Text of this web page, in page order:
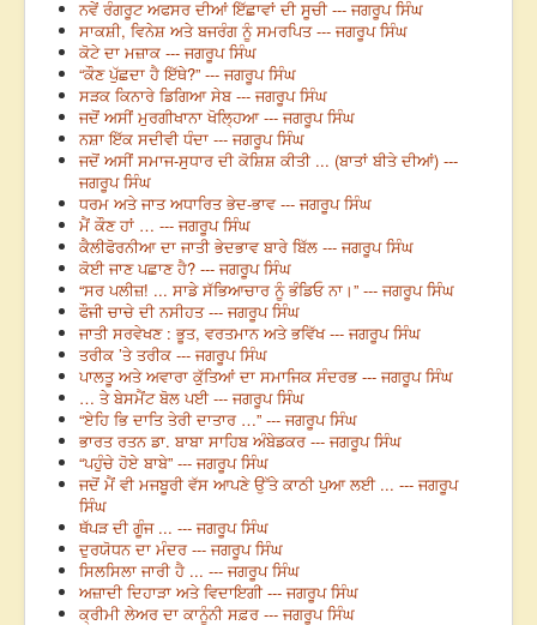
ਨਵੇਂ ਰੰਗਰੂਟ ਅਫਸਰ ਦੀਆਂ ਇੱਛਾਵਾਂ ਦੀ ਸੂਚੀ --- ਜਗਰੂਪ ਸਿੰਘ
ਸਾਕਸ਼ੀ, ਵਿਨੇਸ਼ ਅਤੇ ਬਜਰੰਗ ਨੂੰ ਸਮਰਪਿਤ --- ਜਗਰੂਪ ਸਿੰਘ
ਕੋਟੇ ਦਾ ਮਜ਼ਾਕ --- ਜਗਰੂਪ ਸਿੰਘ
“ਕੌਣ ਪੁੱਛਦਾ ਹੈ ਇੱਥੇ?” --- ਜਗਰੂਪ ਸਿੰਘ
ਸੜਕ ਕਿਨਾਰੇ ਡਿਗਿਆ ਸੇਬ --- ਜਗਰੂਪ ਸਿੰਘ
ਜਦੋਂ ਅਸੀਂ ਮੁਰਗੀਖਾਨਾ ਖੋਲ੍ਹਿਆ --- ਜਗਰੂਪ ਸਿੰਘ
ਨਸ਼ਾ ਇੱਕ ਸਦੀਵੀ ਧੰਦਾ --- ਜਗਰੂਪ ਸਿੰਘ
ਜਦੋਂ ਅਸੀਂ ਸਮਾਜ-ਸੁਧਾਰ ਦੀ ਕੋਸ਼ਿਸ਼ ਕੀਤੀ ... (ਬਾਤਾਂ ਬੀਤੇ ਦੀਆਂ) ---
ਜਗਰੂਪ ਸਿੰਘ
ਧਰਮ ਅਤੇ ਜਾਤ ਅਧਾਰਿਤ ਭੇਦ-ਭਾਵ --- ਜਗਰੂਪ ਸਿੰਘ
ਮੈਂ ਕੌਣ ਹਾਂ … --- ਜਗਰੂਪ ਸਿੰਘ
ਕੈਲੀਫੋਰਨੀਆ ਦਾ ਜਾਤੀ ਭੇਦਭਾਵ ਬਾਰੇ ਬਿੱਲ --- ਜਗਰੂਪ ਸਿੰਘ
ਕੋਈ ਜਾਣ ਪਛਾਣ ਹੈ? --- ਜਗਰੂਪ ਸਿੰਘ
“ਸਰ ਪਲੀਜ਼! ... ਸਾਡੇ ਸੱਭਿਆਚਾਰ ਨੂੰ ਭੰਡਿਓ ਨਾ।” --- ਜਗਰੂਪ ਸਿੰਘ
ਫੌਜੀ ਚਾਚੇ ਦੀ ਨਸੀਹਤ --- ਜਗਰੂਪ ਸਿੰਘ
ਜਾਤੀ ਸਰਵੇਖਣ : ਭੂਤ, ਵਰਤਮਾਨ ਅਤੇ ਭਵਿੱਖ --- ਜਗਰੂਪ ਸਿੰਘ
ਤਰੀਕ ’ਤੇ ਤਰੀਕ --- ਜਗਰੂਪ ਸਿੰਘ
ਪਾਲਤੂ ਅਤੇ ਅਵਾਰਾ ਕੁੱਤਿਆਂ ਦਾ ਸਮਾਜਿਕ ਸੰਦਰਭ --- ਜਗਰੂਪ ਸਿੰਘ
… ਤੇ ਬੇਸਮੈਂਟ ਬੋਲ ਪਈ --- ਜਗਰੂਪ ਸਿੰਘ
“ਏਹਿ ਭਿ ਦਾਤਿ ਤੇਰੀ ਦਾਤਾਰ …” --- ਜਗਰੂਪ ਸਿੰਘ
ਭਾਰਤ ਰਤਨ ਡਾ. ਬਾਬਾ ਸਾਹਿਬ ਅੰਬੇਡਕਰ --- ਜਗਰੂਪ ਸਿੰਘ
“ਪਹੁੰਚੇ ਹੋਏ ਬਾਬੇ” --- ਜਗਰੂਪ ਸਿੰਘ
ਜਦੋਂ ਮੈਂ ਵੀ ਮਜਬੂਰੀ ਵੱਸ ਆਪਣੇ ਉੱਤੇ ਕਾਠੀ ਪੁਆ ਲਈ ... --- ਜਗਰੂਪ
ਸਿੰਘ
ਥੱਪੜ ਦੀ ਗੂੰਜ ... --- ਜਗਰੂਪ ਸਿੰਘ
ਦੁਰਯੋਧਨ ਦਾ ਮੰਦਰ --- ਜਗਰੂਪ ਸਿੰਘ
ਸਿਲਸਿਲਾ ਜਾਰੀ ਹੈ ... --- ਜਗਰੂਪ ਸਿੰਘ
ਅਜ਼ਾਦੀ ਦਿਹਾੜਾ ਅਤੇ ਵਿਦਾਇਗੀ --- ਜਗਰੂਪ ਸਿੰਘ
ਕ੍ਰੀਮੀ ਲੇਅਰ ਦਾ ਕਾਨੂੰਨੀ ਸਫ਼ਰ --- ਜਗਰੂਪ ਸਿੰਘ